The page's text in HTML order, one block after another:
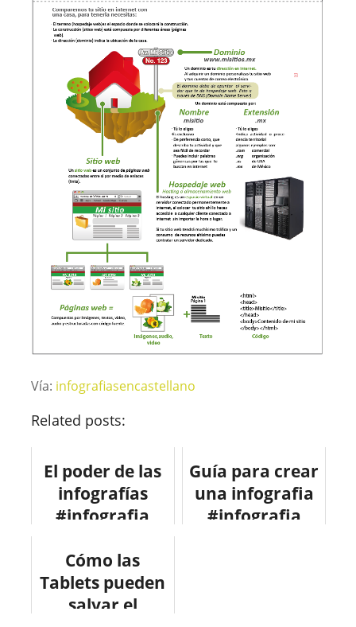
Vía: infografiasencastellano
Related posts:
El poder de las
infografías
#infografia
#marketing
#design
Guía para crear
una infografia
#infografia
Cómo las
Tablets pueden
salvar el